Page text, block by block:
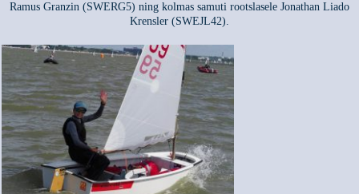
Ramus Granzin (SWERG5) ning kolmas samuti rootslasele Jonathan Liado
Krensler (SWEJL42).